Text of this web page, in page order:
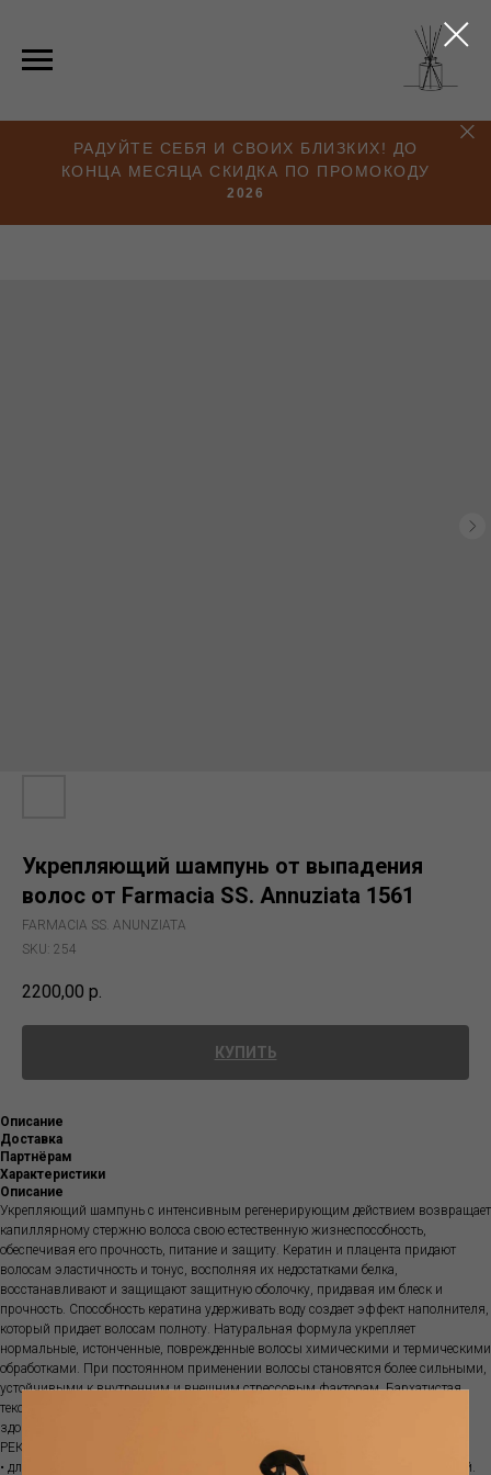
РАДУЙТЕ СЕБЯ И СВОИХ БЛИЗКИХ! ДО
КОНЦА МЕСЯЦА СКИДКА ПО ПРОМОКОДУ
2026
Укрепляющий шампунь от выпадения
волос от Farmacia SS. Annuziata 1561
FARMACIA SS. ANUNZIATA
SKU: 254
2200,00 р.
КУПИТЬ
Описание
Доставка
Партнёрам
Характеристики
Описание
Укрепляющий шампунь с интенсивным регенерирующим действием возвращает
капиллярному стержню волоса свою естественную жизнеспособность,
обеспечивая его прочность, питание и защиту. Кератин и плацента придают
волосам эластичность и тонус, восполняя их недостатками белка,
восстанавливают и защищают защитную оболочку, придавая им блеск и
прочность. Способность кератина удерживать воду создает эффект наполнителя,
который придает волосам полноту. Натуральная формула укрепляет
нормальные, истонченные, поврежденные волосы химическими и термическими
обработками. При постоянном применении волосы становятся более сильными,
устойчивыми к внутренним и внешним стрессовым факторам. Бархатистая
текстура шампуня с приятной пеной дарит волосам приятный аромат и
здоровье. Не содержит силиконов, красителей, парабенов и ГМО.
РЕКОМЕНДОВАНО
• для тех, кто хочет укрепить волосы, поврежденные окрашиванием и укладкой.